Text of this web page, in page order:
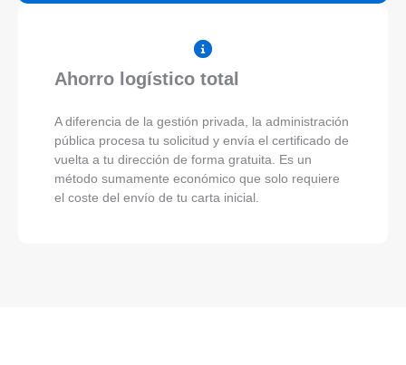
Ahorro logístico total
A diferencia de la gestión privada, la administración
pública procesa tu solicitud y envía el certificado de
vuelta a tu dirección de forma gratuita. Es un
método sumamente económico que solo requiere
el coste del envío de tu carta inicial.